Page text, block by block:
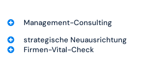
Management-Consulting
strategische Neuausrichtung
Firmen-Vital-Check